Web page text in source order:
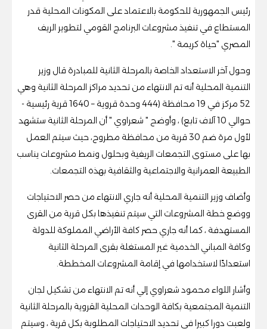
رئيس الجمهورية للحكومة بالاعتماد على المكونات المحلية قدر
المستطاع في تنفيذ مشروعات البرنامج القومي لتطوير الريف
المصري "حياة كريمة ".
وحول آخر الاستعداد الخاصة بالمرحلة الثانية للمبادرة قال وزير
التنمية المحلية أنه تم الانتهاء من تحديد مراكز المرحلة الثانية وهي
52 مركز في 19 محافظة (444 وحدة قروية – 1640 قرية رئيسية -
حوالي 10 آلاف تابع) ، وأوضح " شعراوي " أن المرحلة الثانية ستشهد
لأول مرة ضم 30 قرية من محافظة مطروح، حيث سيتم العمل
بها على مستوى التجمعات الريفية وبحلول ونمط مشروعات يناسب
الطبيعة العمرانية والاجتماعية والثقافية بهذه التجمعات.
وأضاف وزير التنمية المحلية أنه جاري الانتهاء من حصر الاحتياجات
ووضع خطة المشروعات التي سيتم تنفيذها بكل قرية من القرى
المستهدفة ، كما أنه جاري حصر كافة الأراضي المملوكة للدولة
وكافة المباني الخدمية غير المستغلة بقرى المرحلة الثانية
استعدادًا لاستخدامها في إقامة المشروعات المخططة.
وأشار اللواء محمود شعراوي إلي أنه تم الانتهاء من تشكيل لجان
التنمية المجتمعية بكافة الوحدات المحلية القروية بالمرحلة الثانية
ولعبت دورا كبيرا في تحديد الاحتياجات المطلوبة بكل قرية ، وسيتم